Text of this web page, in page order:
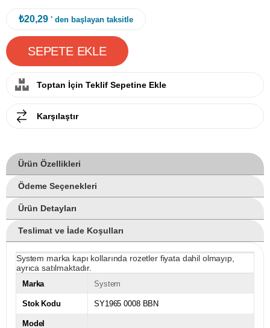
₺20,29 ' den başlayan taksitle
Toptan İçin Teklif Sepetine Ekle
Karşılaştır
Ürün Özellikleri
Ödeme Seçenekleri
Ürün Detayları
Teslimat ve İade Koşulları
System marka kapı kollarında rozetler fiyata dahil olmayıp,
ayrıca satılmaktadır.
Marka System
Stok Kodu SY1965 0008 BBN
Model